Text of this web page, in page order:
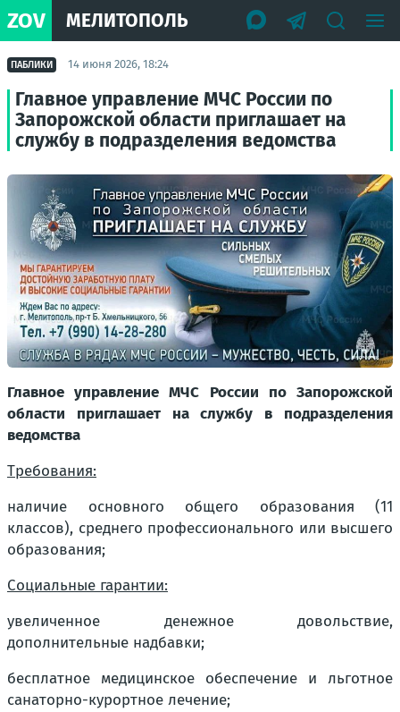
ZOV МЕЛИТОПОЛЬ
ПАБЛИКИ 14 июня 2026, 18:24
Главное управление МЧС России по
Запорожской области приглашает на
службу в подразделения ведомства
Главное управление МЧС России по Запорожской
области приглашает на службу в подразделения
ведомства
Требования:
наличие основного общего образования (11
классов), среднего профессионального или высшего
образования;
Социальные гарантии:
увеличенное денежное довольствие,
дополнительные надбавки;
бесплатное медицинское обеспечение и льготное
санаторно-курортное лечение;